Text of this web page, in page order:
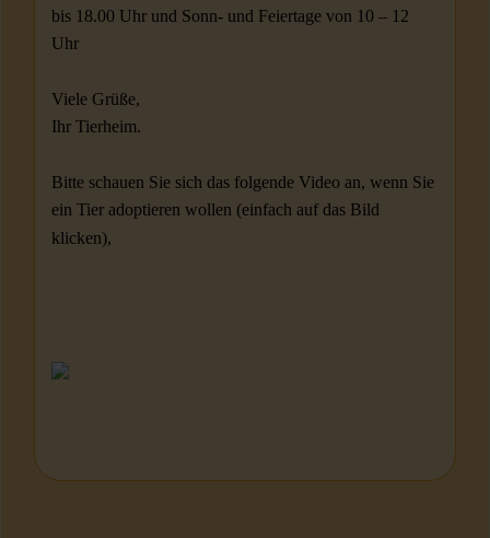
bis 18.00 Uhr und Sonn- und Feiertage von 10 – 12
Uhr
Viele Grüße,
Ihr Tierheim.
Bitte schauen Sie sich das folgende Video an, wenn Sie
ein Tier adoptieren wollen (einfach auf das Bild
klicken),